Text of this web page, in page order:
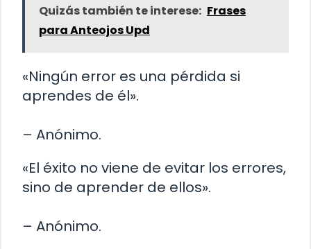
Quizás también te interese: Frases
para Anteojos Upd
«Ningún error es una pérdida si
aprendes de él».
– Anónimo.
«El éxito no viene de evitar los errores,
sino de aprender de ellos».
– Anónimo.